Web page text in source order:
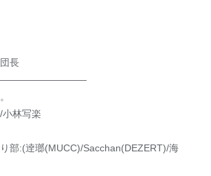
長
林写楽
部:(逹瑯(MUCC)/Sacchan(DEZERT)/海